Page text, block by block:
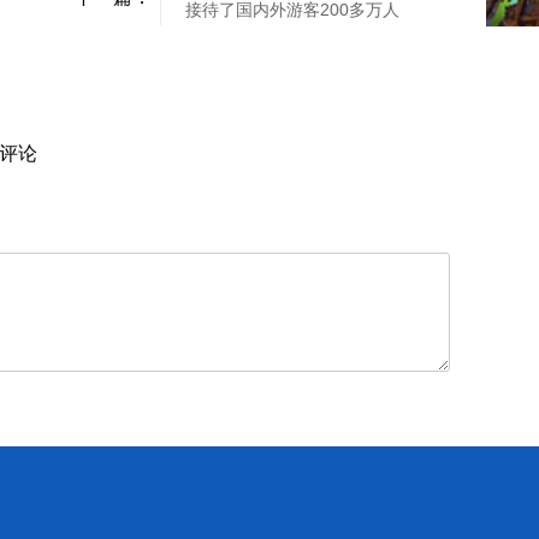
接待了国内外游客200多万人
论